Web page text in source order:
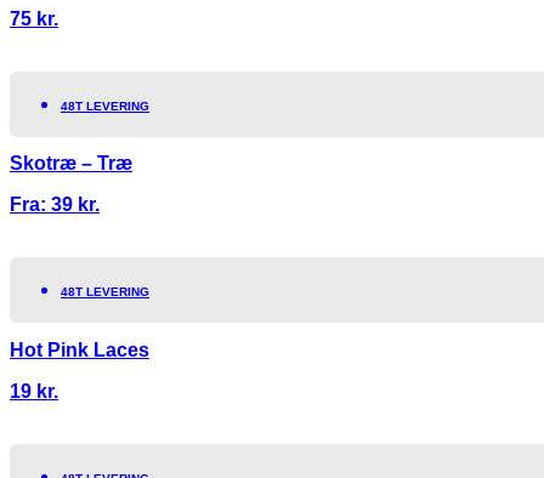
75 kr.
48T LEVERING
Skotræ – Træ
Fra: 39 kr.
48T LEVERING
Hot Pink Laces
19 kr.